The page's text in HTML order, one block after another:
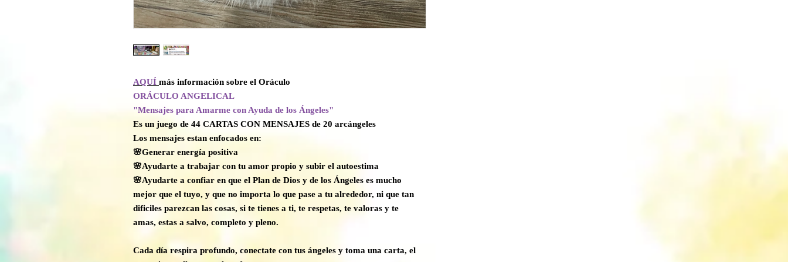
AQUÍ más información sobre el Oráculo
ORÁCULO ANGELICAL
"Mensajes para Amarme con Ayuda de los Ángeles"
Es un juego de 44 CARTAS CON MENSAJES de 20 arcángeles
Los mensajes estan enfocados en:
🌸Generar energía positiva
🌸Ayudarte a trabajar con tu amor propio y subir el autoestima
🌸Ayudarte a confiar en que el Plan de Dios y de los Ángeles es mucho
mejor que el tuyo, y que no importa lo que pase a tu alrededor, ni que tan
dificiles parezcan las cosas, si te tienes a ti, te respetas, te valoras y te
amas, estas a salvo, completo y pleno.
Cada día respira profundo, conectate con tus ángeles y toma una carta, el